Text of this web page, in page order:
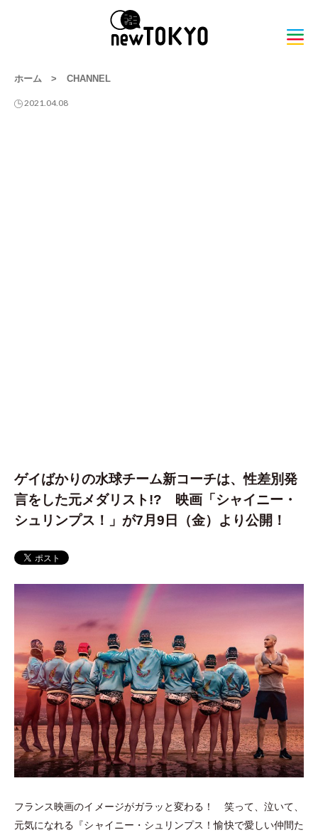
ホーム > CHANNEL
2021.04.08
ゲイばかりの水球チーム新コーチは、性差別発
言をした元メダリスト!? 映画「シャイニー・
シュリンプス！」が7月9日（金）より公開！
フランス映画のイメージがガラッと変わる！ 笑って、泣いて、
元気になれる『シャイニー ・ シュリンプス！愉快で愛しい仲間た